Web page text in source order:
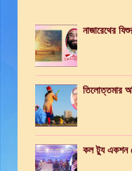
নাজারেথের
তিলোত্তমার
কল ট্যু একশন